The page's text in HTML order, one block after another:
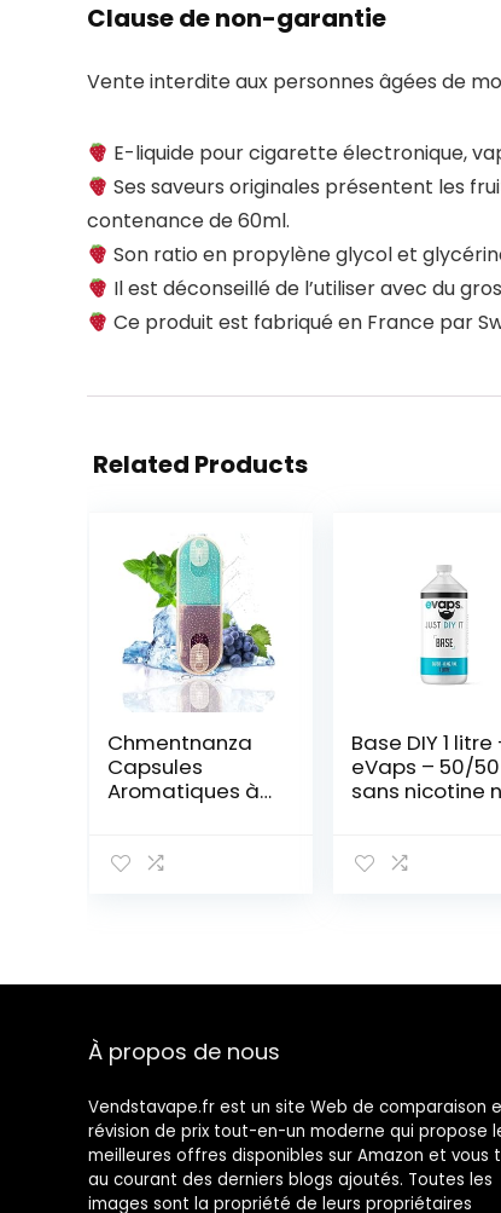
Clause de non-garantie
Vente interdite aux personnes âgées de
E-liquide pour cigarette électronique,
Ses saveurs originales présentent les
contenance de 60ml.
Son ratio en propylène glycol et
Il est déconseillé de l’utiliser avec du
Ce produit est fabriqué en France par
Related Products
Chmentnanza
Capsules
Aromatiques à
Perles à Bille,
pour Cartes,
Base DIY 1 litre
eVaps – 50/
sans nicotine
À propos de nous
Vendstavape.fr est un site Web de comparaison
révision de prix tout-en-un moderne qui propose
meilleures offres disponibles sur Amazon et vous
au courant des derniers blogs ajoutés. Toutes les
images sont la propriété de leurs propriétaires